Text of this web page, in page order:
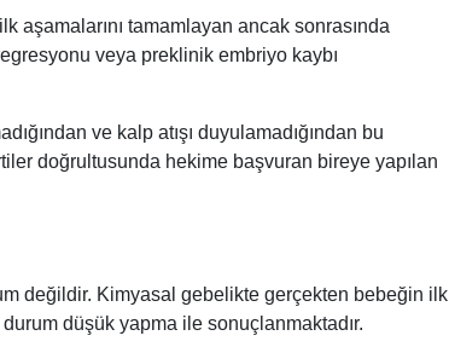
tamamlayan ancak sonrasında
veya preklinik embriyo kaybı
ve kalp atışı duyulamadığından bu
doğrultusunda hekime başvuran bireye yapılan
değildir. Kimyasal gebelikte gerçekten bebeğin ilk
düşük yapma ile sonuçlanmaktadır.